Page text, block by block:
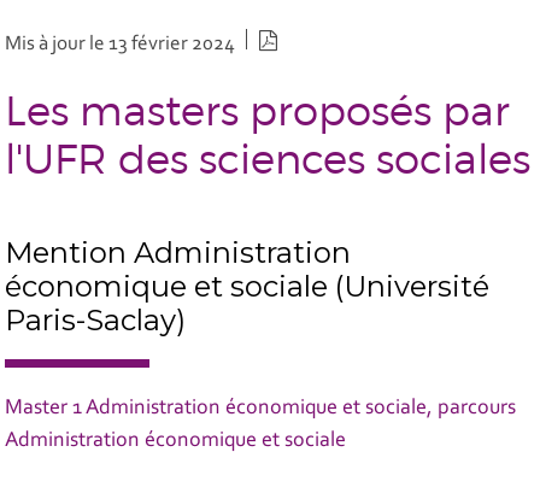
Mis à jour le 13 février 2024
Les masters proposés par
l'UFR des sciences sociales
Mention Administration
économique et sociale (Université
Paris-Saclay)
Master 1 Administration économique et sociale, parcours
Administration économique et sociale